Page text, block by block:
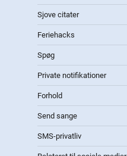
Sjove citater
Feriehacks
Spøg
Private notifikationer
Forhold
Send sange
SMS-privatliv